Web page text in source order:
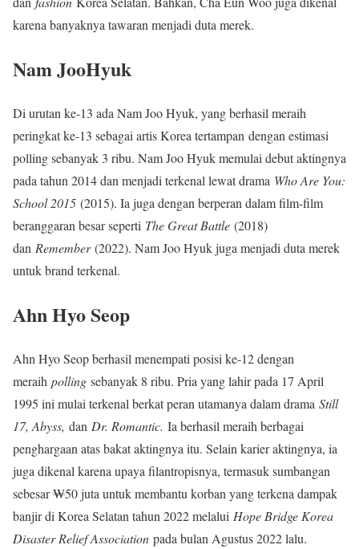
karena banyaknya tawaran menjadi duta merek.
Nam JooHyuk
Di urutan ke-13 ada Nam Joo Hyuk, yang berhasil meraih
peringkat ke-13 sebagai artis Korea tertampan dengan estimasi
polling sebanyak 3 ribu. Nam Joo Hyuk memulai debut aktingnya
pada tahun 2014 dan menjadi terkenal lewat drama Who Are You:
School 2015 (2015). Ia juga dengan berperan dalam film-film
beranggaran besar seperti The Great Battle (2018)
dan Remember(2022). Nam Joo Hyuk juga menjadi duta merek
untuk brand terkenal.
Ahn Hyo Seop
Ahn Hyo Seop berhasil menempati posisi ke-12 dengan
meraih polling sebanyak 8 ribu. Pria yang lahir pada 17 April
1995 ini mulai terkenal berkat peran utamanya dalam drama Still
17, Abyss, dan Dr. Romantic. Ia berhasil meraih berbagai
penghargaan atas bakat aktingnya itu. Selain karier aktingnya, ia
juga dikenal karena upaya filantropisnya, termasuk sumbangan
sebesar ₩50 juta untuk membantu korban yang terkena dampak
banjir di Korea Selatan tahun 2022 melalui Hope Bridge Korea
Disaster Relief Association pada bulan Agustus 2022 lalu.